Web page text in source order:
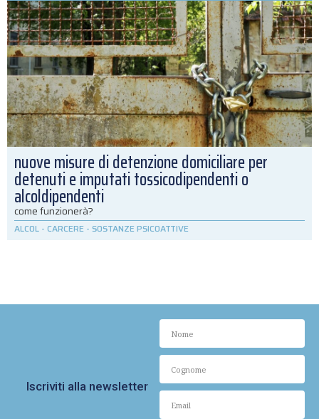
nuove misure di detenzione domiciliare per
detenuti e imputati tossicodipendenti o
alcoldipendenti
come funzionerà?
ALCOL - CARCERE - SOSTANZE PSICOATTIVE
Iscriviti alla newsletter